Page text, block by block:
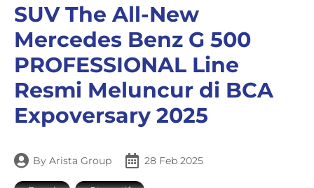
SUV The All-New
Mercedes Benz G 500
PROFESSIONAL Line
Resmi Meluncur di BCA
Expoversary 2025
By Arista Group 28 Feb 2025